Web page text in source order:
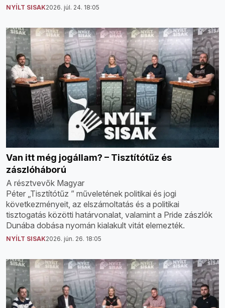
NYÍLT SISAK2026. júl. 24. 18:05
Van itt még jogállam? – Tisztítótűz és
zászlóháború
A résztvevők Magyar
Péter „Tisztítótűz ” műveletének politikai és jogi
következményeit, az elszámoltatás és a politikai
tisztogatás közötti határvonalat, valamint a Pride zászlók
Dunába dobása nyomán kialakult vitát elemezték.
NYÍLT SISAK2026. jún. 26. 18:05